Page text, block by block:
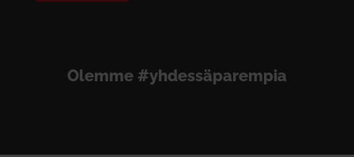
Olemme #yhdessäparempia